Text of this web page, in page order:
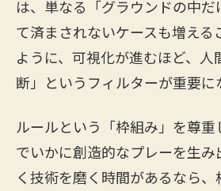
は、単なる「グラウンドの中
て済まされないケースも増える
ように、可視化が進むほど、人
断」というフィルターが重要に
ルールという「枠組み」を尊
でいかに創造的なプレーを生
く技術を磨く時間があるなら